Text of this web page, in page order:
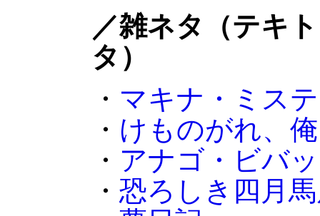
／雑ネタ（テキ
タ）
・ マキナ・ミス
・ けものがれ、
・ アナゴ・ビバ
・ 恐ろしき四月